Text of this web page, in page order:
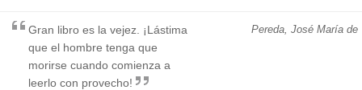
Pereda, José María de
Gran libro es la vejez. ¡Lástima
que el hombre tenga que
morirse cuando comienza a
leerlo con provecho!